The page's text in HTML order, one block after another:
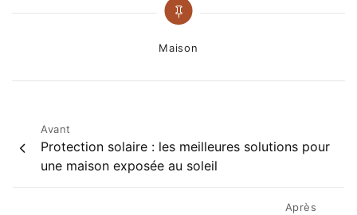
Categories
Maison
Post
navigation
Avant
Protection solaire : les meilleures solutions pour
une maison exposée au soleil
Après